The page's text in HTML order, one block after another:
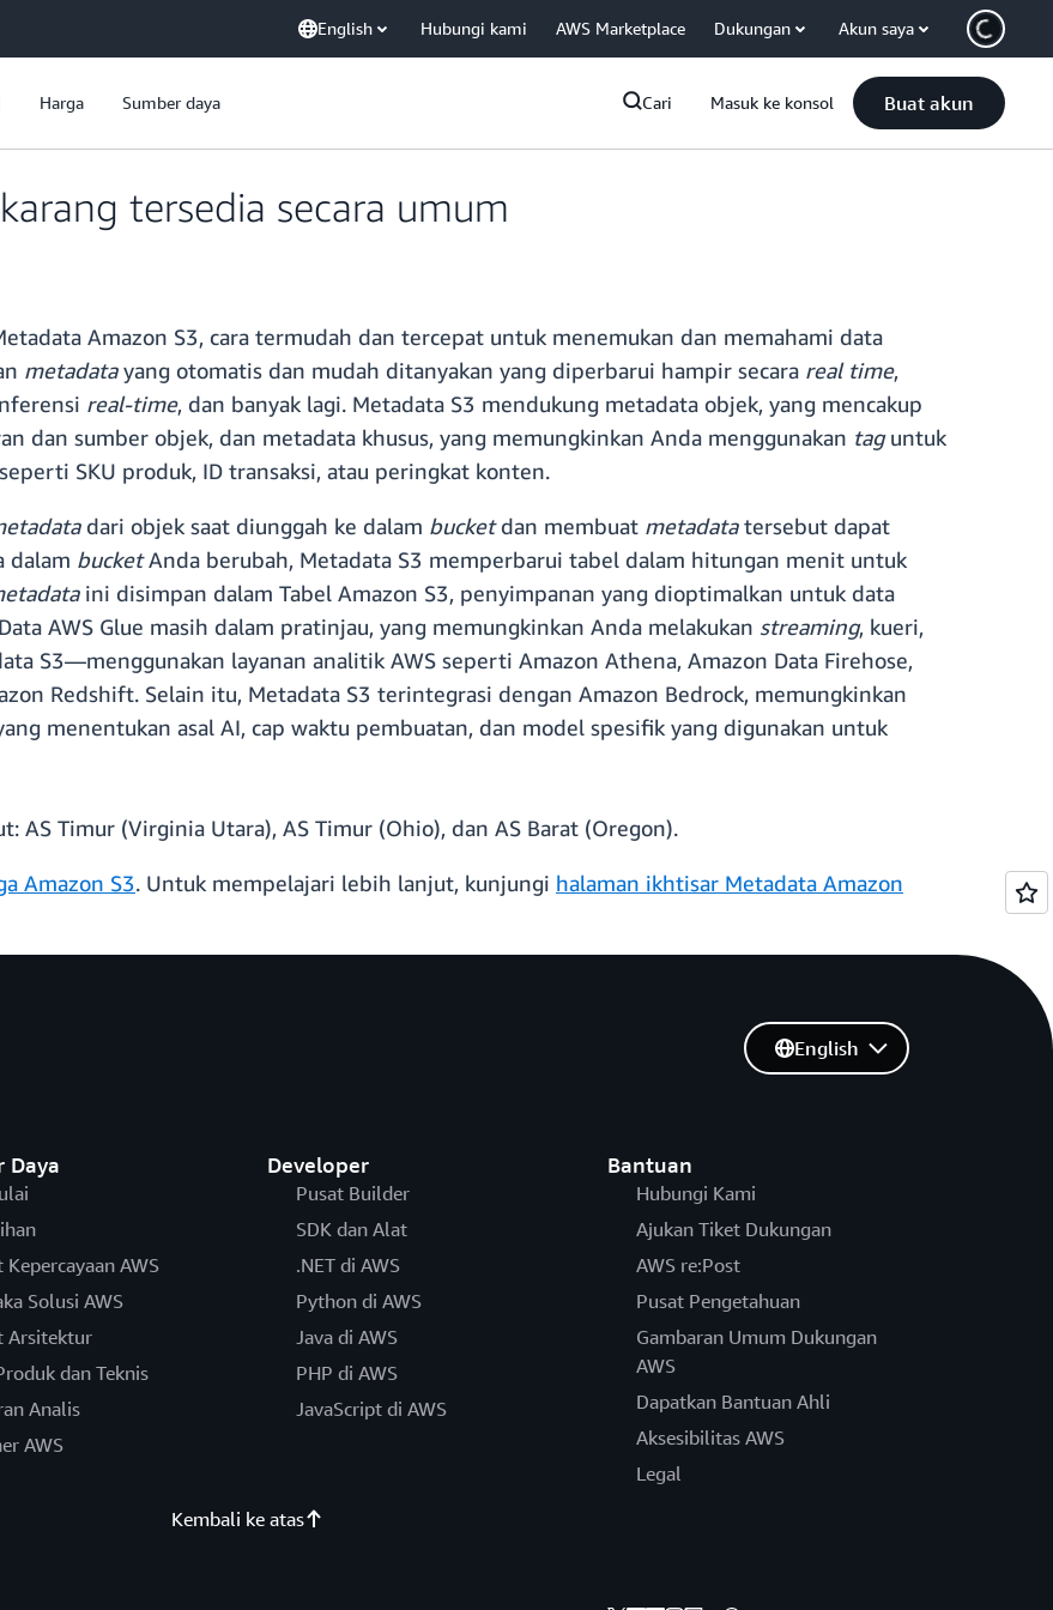
English Hubungi kami AWS Marketplace Dukungan Akun saya
Harga Sumber daya Cari Masuk ke konsol Buat akun
tersedia secara umum
Amazon S3, cara termudah dan tercepat untuk menemukan dan memahami data
metadatayang otomatis dan mudah ditanyakan yang diperbarui hampir secara real time,
real-time, dan banyak lagi. Metadata S3 mendukung metadata objek, yang mencakup
dan sumber objek, dan metadata khusus, yang memungkinkan Anda menggunakan taguntuk
SKU produk, ID transaksi, atau peringkat konten.
dari objek saat diunggah ke dalam bucketdan membuat metadatatersebut dapat
dalam bucketAnda berubah, Metadata S3 memperbarui tabel dalam hitungan menit untuk
ini disimpan dalam Tabel Amazon S3, penyimpanan yang dioptimalkan untuk data
AWS Glue masih dalam pratinjau, yang memungkinkan Anda melakukan streaming, kueri,
S3—menggunakan layanan analitik AWS seperti Amazon Athena, Amazon Data Firehose,
Redshift. Selain itu, Metadata S3 terintegrasi dengan Amazon Bedrock, memungkinkan
menentukan asal AI, cap waktu pembuatan, dan model spesifik yang digunakan untuk
AS Timur (Virginia Utara), AS Timur (Ohio), dan AS Barat (Oregon).
Amazon S3. Untuk mempelajari lebih lanjut, kunjungi halaman ikhtisar Metadata Amazon
Daya
Kepercayaan AWS
Solusi AWS
Arsitektur
dan Teknis
Analis
AWS
Developer
Pusat Builder
SDK dan Alat
.NET di AWS
Python di AWS
Java di AWS
PHP di AWS
JavaScript di AWS
Bantuan
Hubungi Kami
Ajukan Tiket Dukungan
AWS re:Post
Pusat Pengetahuan
Gambaran Umum Dukungan
AWS
Dapatkan Bantuan Ahli
Aksesibilitas AWS
Legal
English
Kembali ke atas